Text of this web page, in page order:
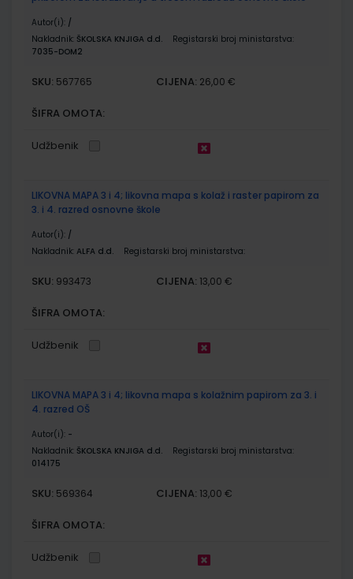
Autor(i): /
Nakladnik: ŠKOLSKA KNJIGA d.d.
Registarski broj ministarstva:
7035-DOM2
SKU: 567765 CIJENA: 26,00 €
ŠIFRA OMOTA:
Udžbenik
LIKOVNA MAPA 3 i 4; likovna mapa s kolaž i raster papirom za
3. i 4. razred osnovne škole
Autor(i): /
Nakladnik: ALFA d.d. Registarski broj ministarstva:
SKU: 993473 CIJENA: 13,00 €
ŠIFRA OMOTA:
Udžbenik
LIKOVNA MAPA 3 i 4; likovna mapa s kolažnim papirom za 3. i
4. razred OŠ
Autor(i): -
Nakladnik: ŠKOLSKA KNJIGA d.d.
Registarski broj ministarstva:
014175
SKU: 569364 CIJENA: 13,00 €
ŠIFRA OMOTA:
Udžbenik